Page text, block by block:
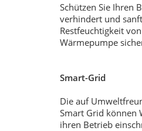
Schützen Sie Ihren
verhindert und
Restfeuchtigkeit
Wärmepumpe
Smart-Grid
Die auf
Smart Grid können
ihren Betrieb